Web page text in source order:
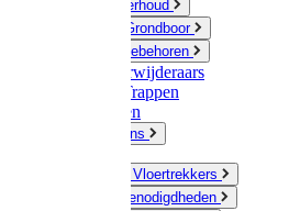
Gazononderhoud
Hamers / Grondboor
Sledes / toebehoren
Onkruidverwijderaars
Ladders / Trappen
Werkbanken
Betonmolens
Bezems & Vloertrekkers
Schildersbenodigdheden